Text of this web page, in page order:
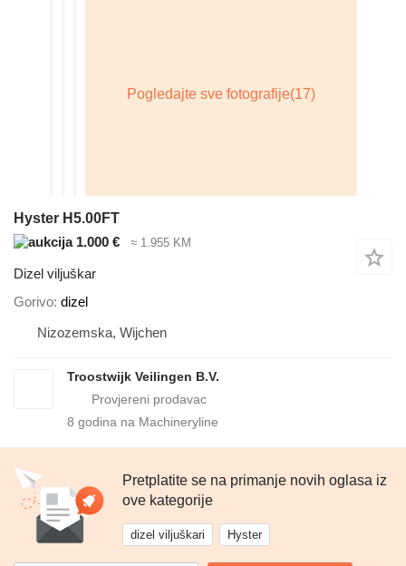
Hyster H5.00FT
1.000 €
≈ 1.955 KM
Dizel viljuškar
Gorivo dizel
Nizozemska, Wijchen
Troostwijk Veilingen B.V.
8 godina na Machineryline
Pretplatite se na primanje novih oglasa iz
ove kategorije
dizel viljuškari Hyster